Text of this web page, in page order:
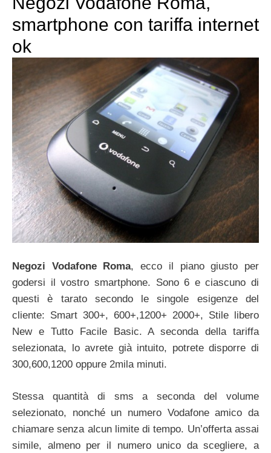
smartphone con tariffa internet
ok
Negozi Vodafone Roma, ecco il piano giusto per
godersi il vostro smartphone. Sono 6 e ciascuno di
questi è tarato secondo le singole esigenze del
cliente: Smart 300+, 600+,1200+ 2000+, Stile libero
New e Tutto Facile Basic. A seconda della tariffa
selezionata, lo avrete già intuito, potrete disporre di
300,600,1200 oppure 2mila minuti.
Stessa quantità di sms a seconda del volume
selezionato, nonché un numero Vodafone amico da
chiamare senza alcun limite di tempo. Un’offerta assai
simile, almeno per il numero unico da scegliere, a